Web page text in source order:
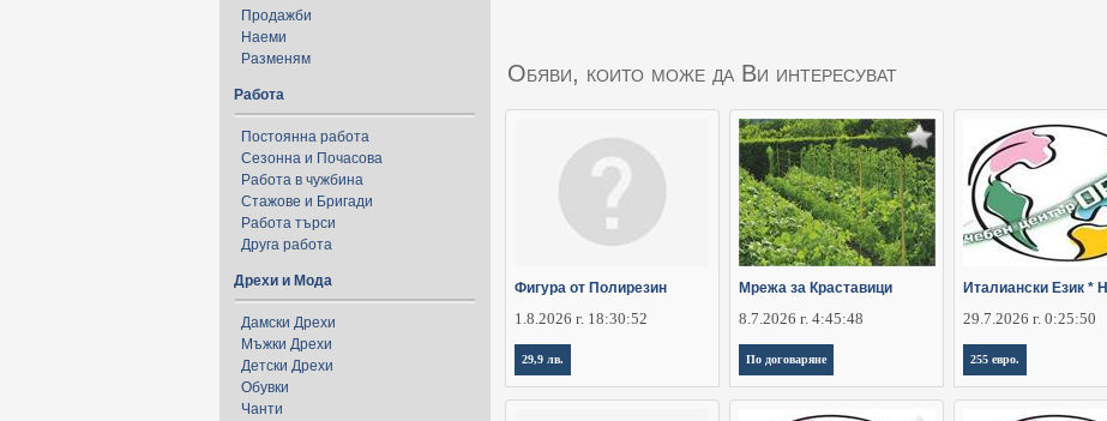
Продажби
Наеми
Разменям
Работа
Постоянна работа
Сезонна и Почасова
Работа в чужбина
Стажове и Бригади
Работа търси
Друга работа
Дрехи и Мода
Дамски Дрехи
Мъжки Дрехи
Детски Дрехи
Обувки
Чанти
Обяви, които може да Ви интересуват
Фигура от Полирезин
1.8.2026 г. 18:30:52
29,9 лв.
Мрежа за Краставици
8.7.2026 г. 4:45:48
По договаряне
Италиански Език * Н
29.7.2026 г. 0:25:50
255 евро.